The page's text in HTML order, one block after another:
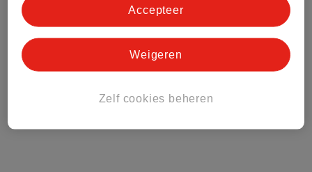
Zelf cookies beheren
Weigeren
Accepteer